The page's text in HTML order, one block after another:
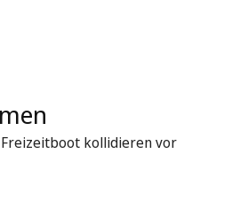
Freizeitboot kollidieren vor